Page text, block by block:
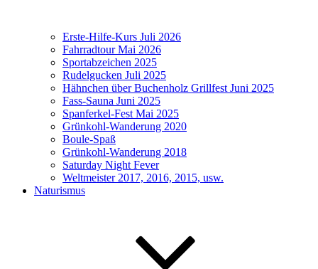
Erste-Hilfe-Kurs Juli 2026
Fahrradtour Mai 2026
Sportabzeichen 2025
Rudelgucken Juli 2025
Hähnchen über Buchenholz Grillfest Juni 2025
Fass-Sauna Juni 2025
Spanferkel-Fest Mai 2025
Grünkohl-Wanderung 2020
Boule-Spaß
Grünkohl-Wanderung 2018
Saturday Night Fever
Weltmeister 2017, 2016, 2015, usw.
Naturismus